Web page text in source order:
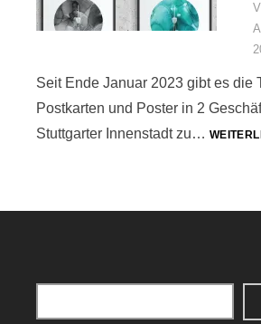
Seit Ende Januar 2023 gibt es die
Postkarten und Poster in 2
Stuttgarter Innenstadt zu…